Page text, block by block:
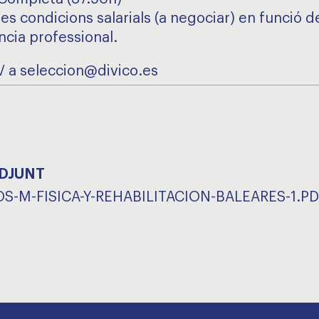
condicions salarials (a negociar) en funció
professional.
a seleccion@divico.es
M-FISICA-Y-REHABILITACION-BALEARES-